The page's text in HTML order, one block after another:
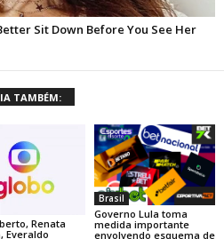
TAMBÉM:
Renata
Everaldo
Brasil
Governo Lula toma
medida importante
envolvendo esquema de